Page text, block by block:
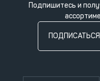
Подпишитесь и